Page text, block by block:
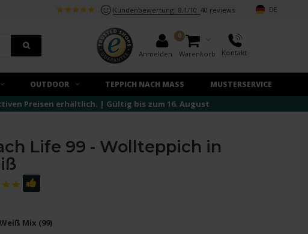
Kundenbewertung: 8,1/10 40 reviews DE
Anmelden
0
Warenkorb Kontakt
OUTDOOR TEPPICH NACH MASS MUSTERSERVICE
Preisen erhältlich. | Gültig bis zum 16. August
Life 99 - Wollteppich in
Mix (99)